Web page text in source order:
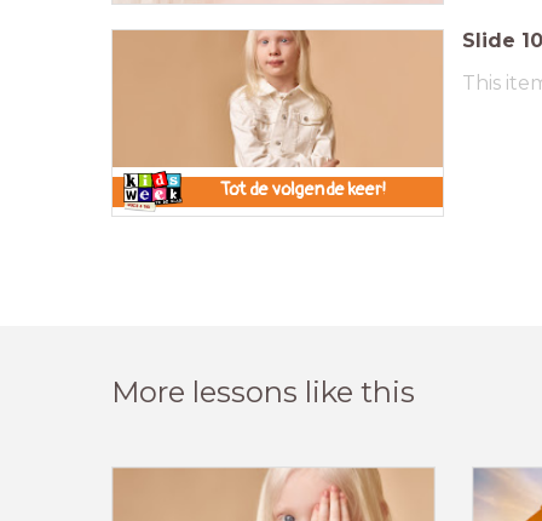
Tot de volgende keer!
Slide 10
This
More lessons like this